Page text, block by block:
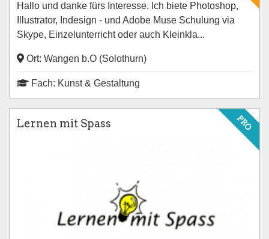
Hallo und danke fürs Interesse. Ich biete Photoshop,
Illustrator, Indesign - und Adobe Muse Schulung via
Skype, Einzelunterricht oder auch Kleinkla...
Ort: Wangen b.O (Solothurn)
Fach: Kunst & Gestaltung
PRO
Lernen mit Spass